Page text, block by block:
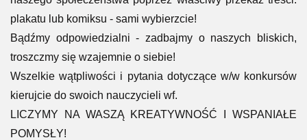
plakatu lub komiksu - sami wybierzcie!
Bądźmy odpowiedzialni - zadbajmy o naszych bliskich,
troszczmy się wzajemnie o siebie!
Wszelkie wątpliwości i pytania dotyczące w/w konkursów
kierujcie do swoich nauczycieli wf.
LICZYMY NA WASZĄ KREATYWNOŚĆ I WSPANIAŁE
POMYSŁY!